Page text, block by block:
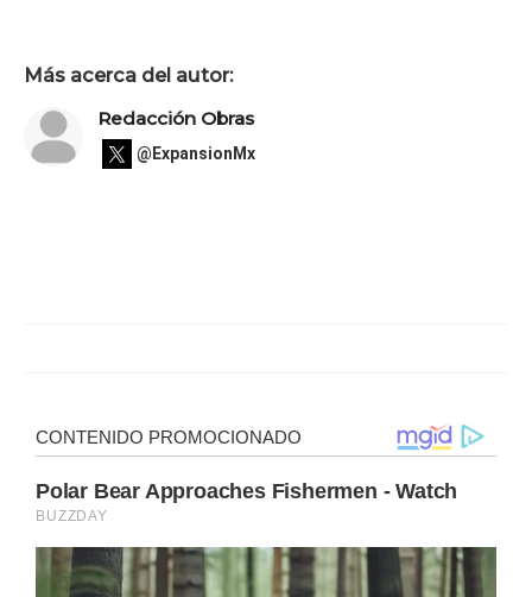
Más acerca del autor:
Redacción Obras
@ExpansionMx